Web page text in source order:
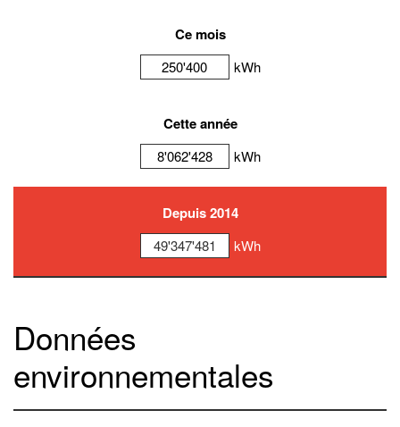
Ce mois
250'400 kWh
Cette année
8'062'428 kWh
Depuis 2014
49'347'481 kWh
Données
environnementales